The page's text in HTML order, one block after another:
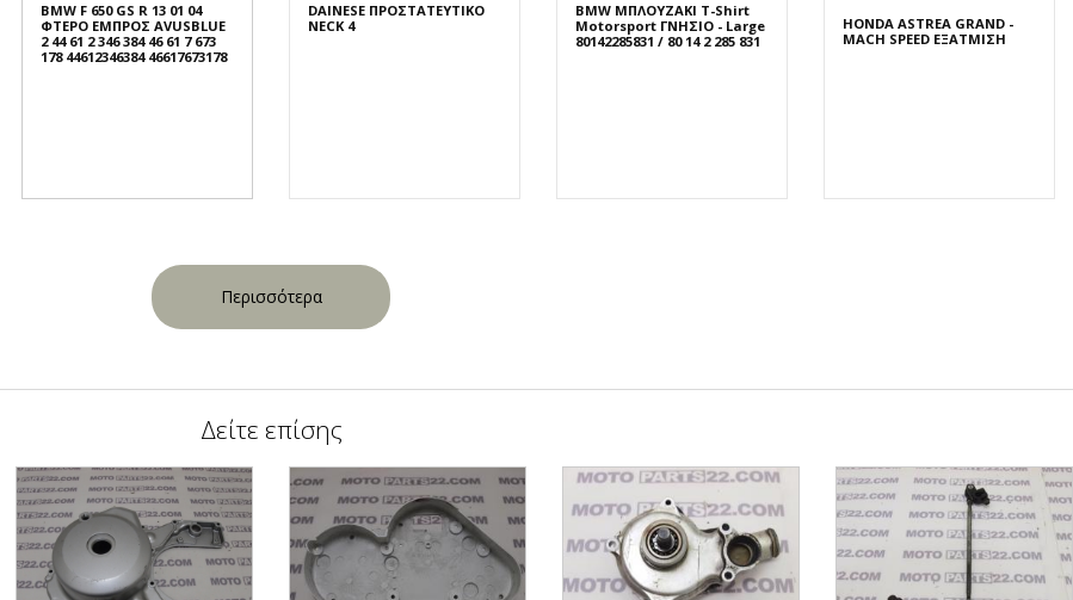
BMW F 650 GS R 13 01 04
ΦΤΕΡΟ ΕΜΠΡΟΣ AVUSBLUE
2 44 61 2 346 384 46 61 7 673
178 44612346384 46617673178
DAINESE ΠΡΟΣΤΑΤΕΥΤΙΚΟ
NECK 4
BMW ΜΠΛΟΥΖΑΚΙ T-Shirt
Motorsport ΓΝΗΣΙΟ - Large
80142285831 / 80 14 2 285 831
HONDA ASTREA GRAND -
MACH SPEED ΕΞΑΤΜΙΣΗ
Περισσότερα
Δείτε επίσης